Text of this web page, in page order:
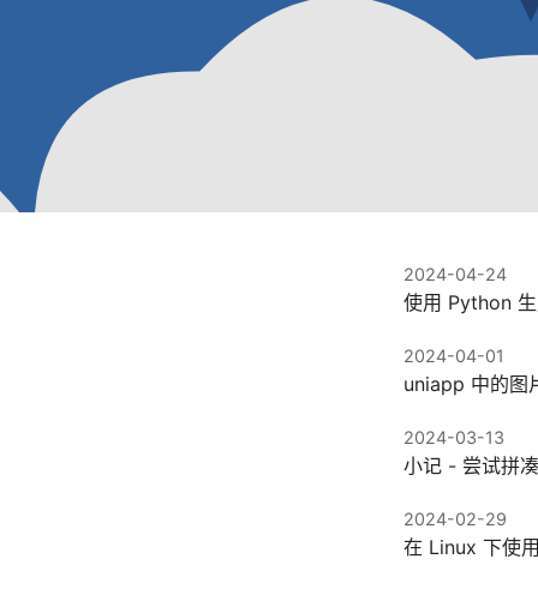
2024-04-24
使用 Python
2024-04-01
uniapp 中的图
2024-03-13
小记 - 尝试拼
2024-02-29
在 Linux 下使